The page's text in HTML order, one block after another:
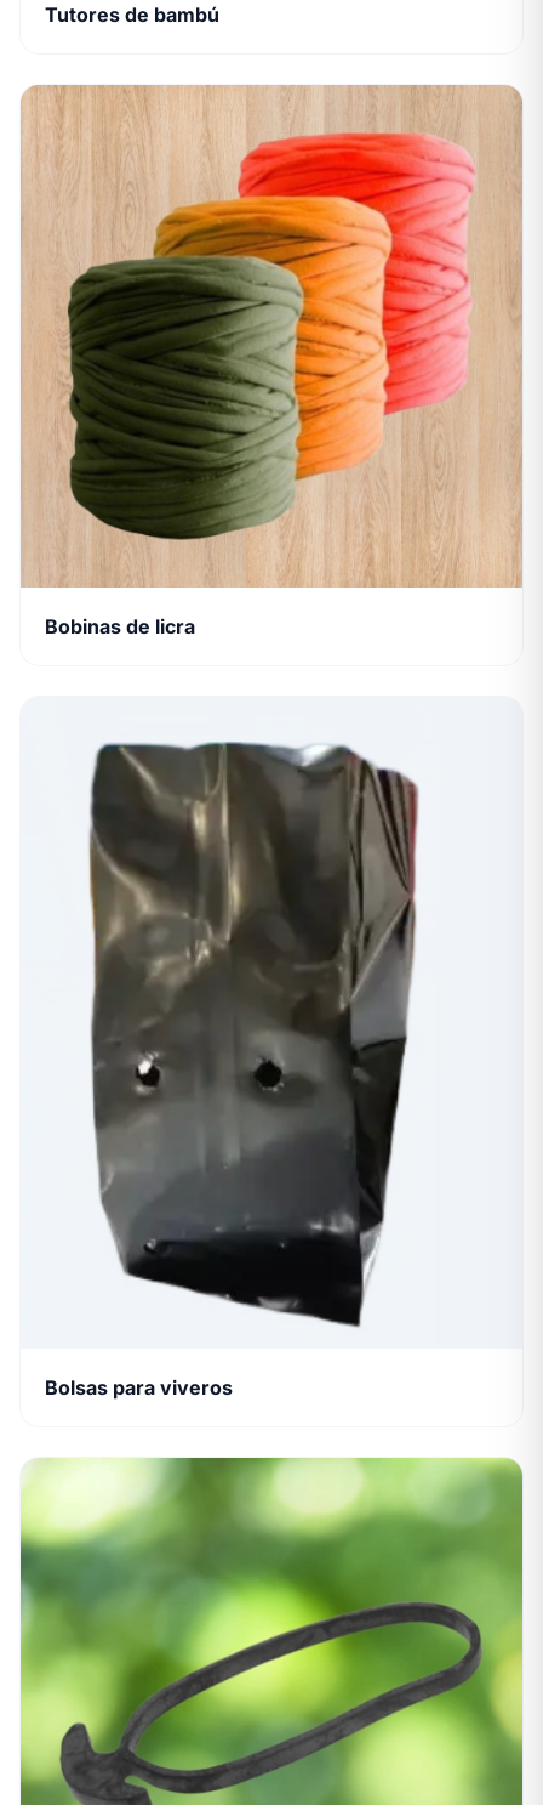
Tutores de bambú
Bobinas de licra
Bolsas para viveros